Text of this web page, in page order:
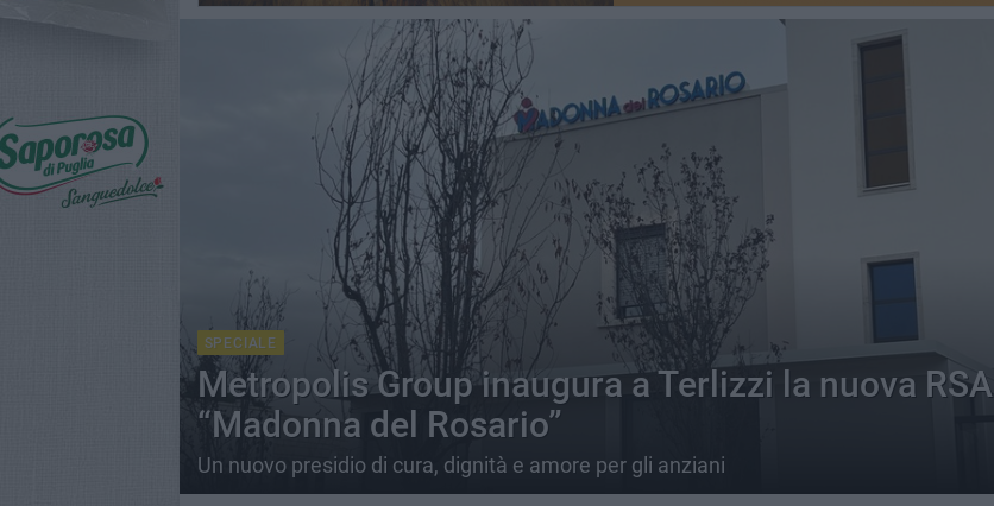
SPECIALE
Metropolis Group inaugura a Terlizzi la nuova RSA
“Madonna del Rosario”
Un nuovo presidio di cura, dignità e amore per gli anziani